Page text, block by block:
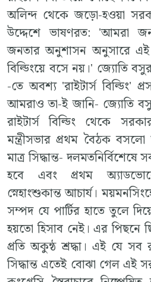
অলিন্দ থেকে জড়ো-হওয়া
উদ্দেশে ভাষণরত: 'আমরা
জনতার অনুশাসন অনুসারে এই
বিল্ডিংয়ে বসে নয়।' জ্যোতি
-তে অবশ্য 'রাইটার্স বিল্ডিং'
আমরাও তা-ই জানি- জ্যোতি
রাইটার্স বিল্ডিং থেকে
মন্ত্রীসভার প্রথম বৈঠক বসলো
মাত্র সিদ্ধান্ত-
হবে এবং প্রথম
স্নেহাংশুকান্ত আচার্য।
সম্পদ যে পার্টির হাতে তুলে
হয়তো হিসাব নেই। এর পিছনে
প্রতি অকুন্ঠ শ্রদ্ধা। এই যে সব
সিদ্ধান্ত এতেই বোঝা গেল এই